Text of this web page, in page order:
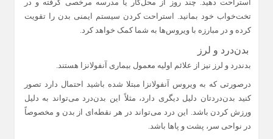
استراحت دهید. چند روز از محل‌کار یا مدرسه مرخصی گرفته و در
تخت‌خواب خود بمانید. استراحت کردن سیستم ایمنی بدن را تقویت
کرده و در مبارزه با ویروس‌ها به شما کمک خواهد کرد.
بدن‌درد و لرز
بدندرد و لرز نیز از علائم اولیه معمول بیماری آنفولانزا هستند.
درصورتی که به ویروس آنفولانزا مبتلا شده باشید احتمال دارد تصور
کنید بدن‌دردتان دلیل دیگری دارد، مثلاً این بدن‌درد می‌تواند به دلیل
ورزش کردن باشد. این درد می‌تواند در هر نقطه‌ای از بدن و مخصوصاً
در نواحی سر، پشت و پاها باشد.